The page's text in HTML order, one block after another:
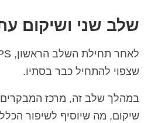
שלב שני ושיקום
שצפוי להתחיל כבר בסתיו.
במהלך שלב זה, מרכז המבקרים
שיקום, מה שיוסיף לשיפור